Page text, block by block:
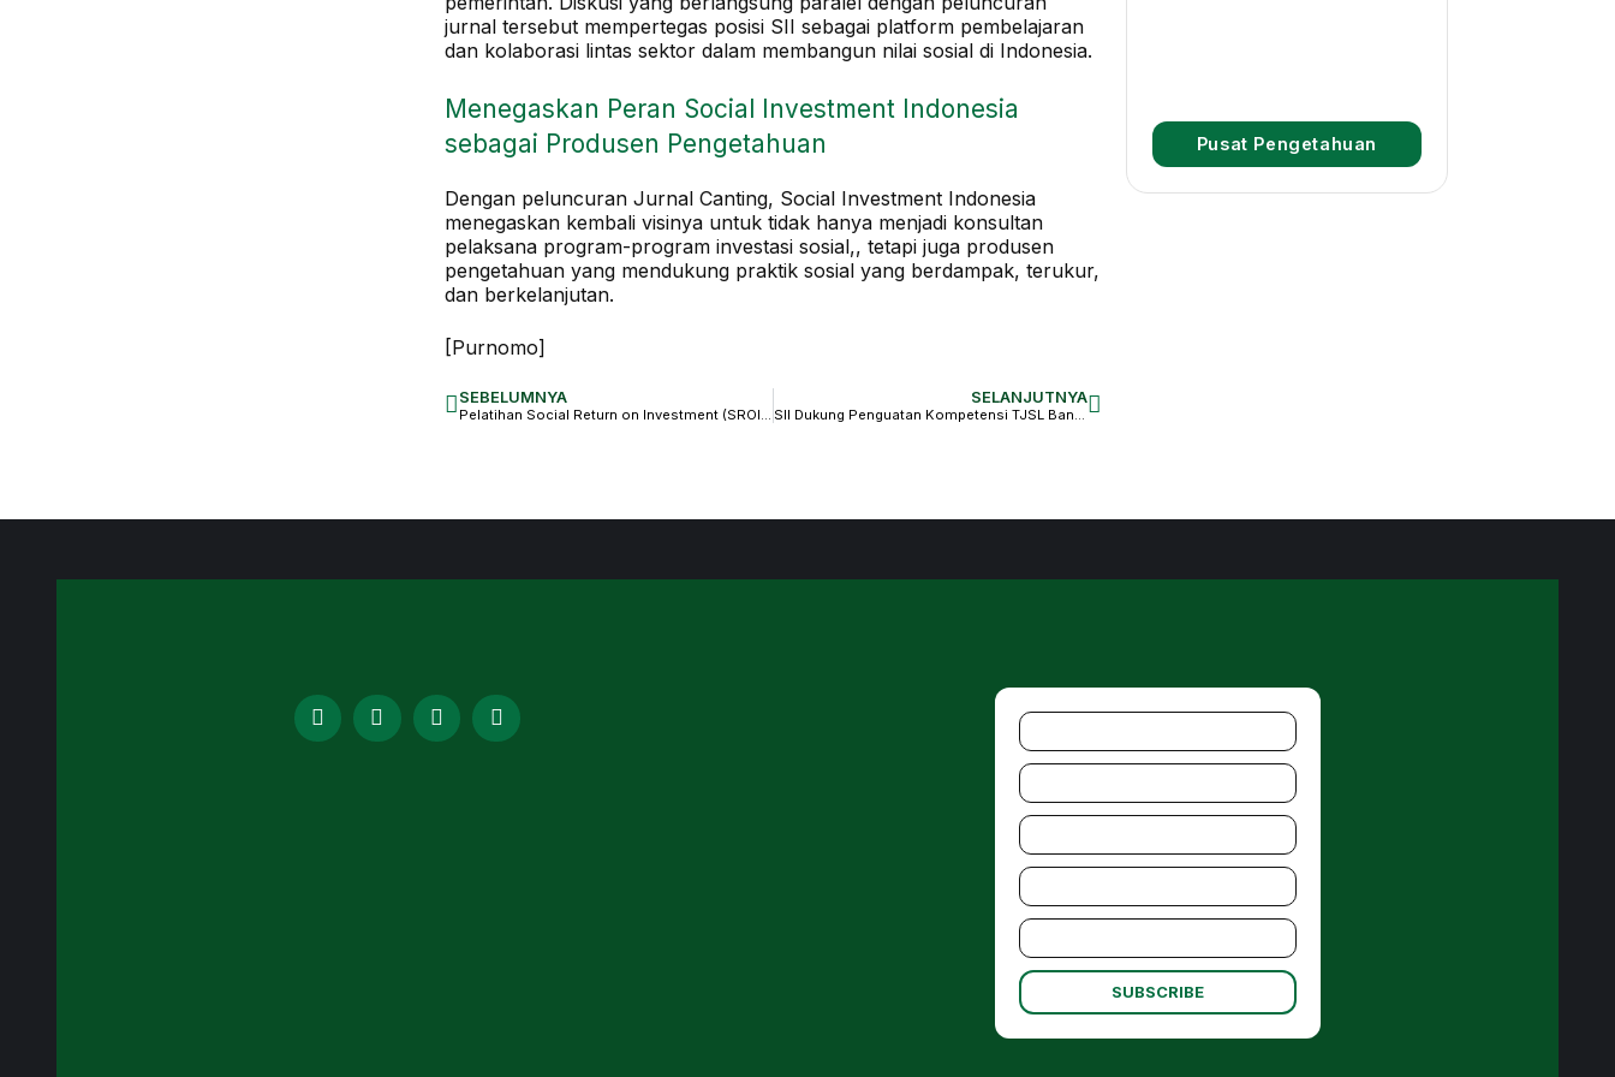
jurnal tersebut mempertegas posisi SII sebagai platform pembelajaran
dan kolaborasi lintas sektor dalam membangun nilai sosial di Indonesia.
Menegaskan Peran Social Investment Indonesia
sebagai Produsen Pengetahuan
Dengan peluncuran Jurnal Canting, Social Investment Indonesia
menegaskan kembali visinya untuk tidak hanya menjadi konsultan
pelaksana program-program investasi sosial,, tetapi juga produsen
pengetahuan yang mendukung praktik sosial yang berdampak, terukur,
dan berkelanjutan.
[Purnomo]
SEBELUMNYA SELANJUTNYA
Pusat Pengetahuan
SUBSCRIBE